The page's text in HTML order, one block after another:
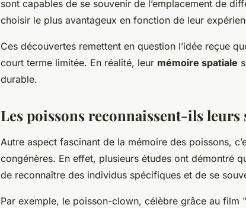
sont capables de se souvenir de l’emplacement de
choisir le plus avantageux en fonction de leur
Ces découvertes remettent en question l’idée reçue
court terme limitée. En réalité, leur mémoire spatiale
durable.
Les poissons reconnaissent-ils leurs
Autre aspect fascinant de la mémoire des poissons,
congénères. En effet, plusieurs études ont démontré
de reconnaître des individus spécifiques et de se
Par exemple, le poisson-clown, célèbre grâce au film